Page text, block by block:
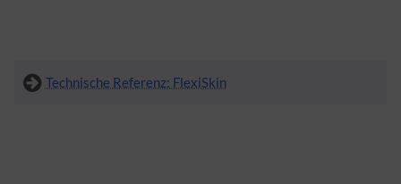
Technische Referenz: FlexiSkin